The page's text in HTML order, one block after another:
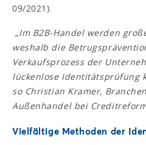
09/2021).
„Im B2B-Handel werden
weshalb die
Verkaufsprozess der
lückenlose Identitätsprüfung
so Christian Kramer,
Außenhandel bei
Vielfältige Methoden der